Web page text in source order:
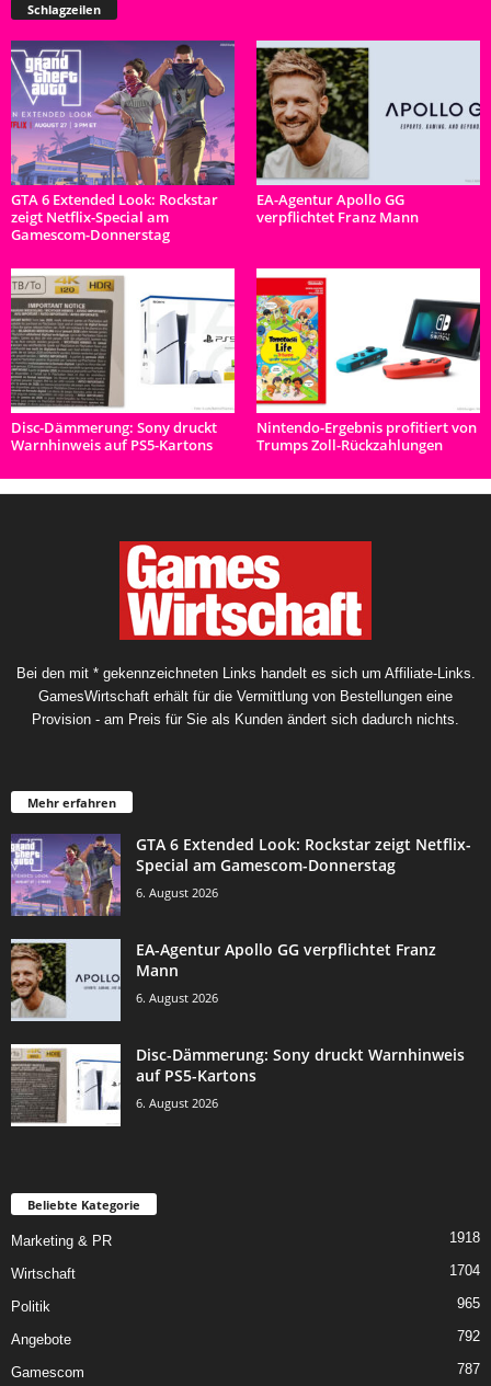
Schlagzeilen
GTA 6 Extended Look: Rockstar
zeigt Netflix-Special am
Gamescom-Donnerstag
EA-Agentur Apollo GG
verpflichtet Franz Mann
Disc-Dämmerung: Sony druckt
Warnhinweis auf PS5-Kartons
Nintendo-Ergebnis profitiert von
Trumps Zoll-Rückzahlungen
Bei den mit * gekennzeichneten Links handelt es sich um Affiliate-Links.
GamesWirtschaft erhält für die Vermittlung von Bestellungen eine
Provision - am Preis für Sie als Kunden ändert sich dadurch nichts.
Mehr erfahren
GTA 6 Extended Look: Rockstar zeigt Netflix-
Special am Gamescom-Donnerstag
6. August 2026
EA-Agentur Apollo GG verpflichtet Franz
Mann
6. August 2026
Disc-Dämmerung: Sony druckt Warnhinweis
auf PS5-Kartons
6. August 2026
Beliebte Kategorie
Marketing & PR 1918
Wirtschaft 1704
Politik 965
Angebote 792
Gamescom 787